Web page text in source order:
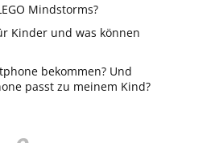
Mindstorms?
Kinder und was können
bekommen? Und
passt zu meinem Kind?